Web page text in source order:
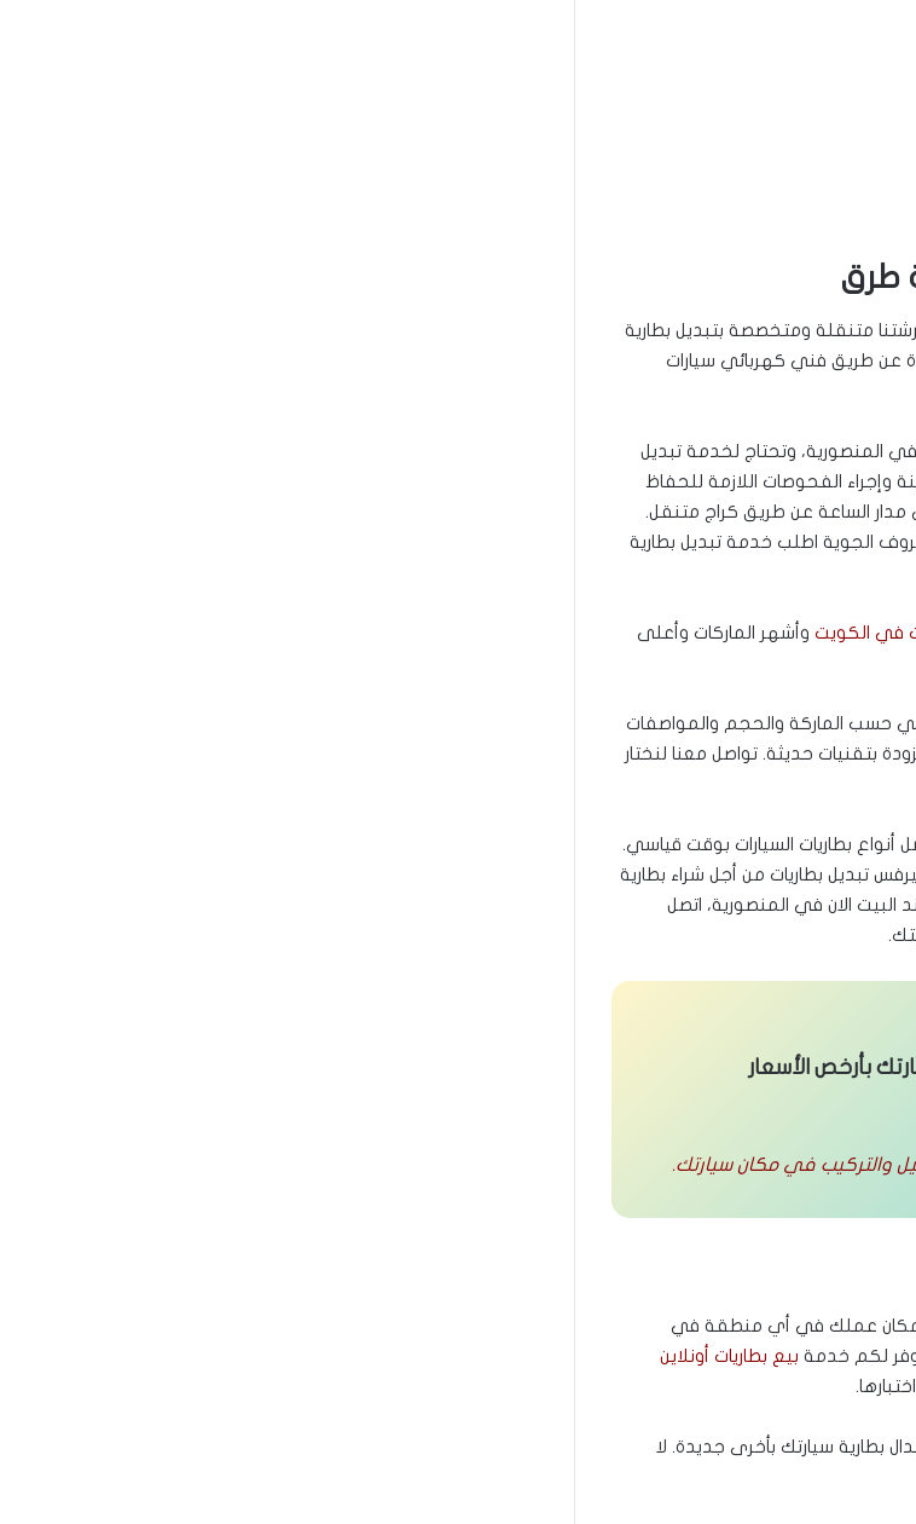
السيارات في المنصورية، خدمة طرق 24 ساعة. ورشتنا متنقلة ومتخصصة بتبديل بطارية
عن طريق فني كهربائي سيارات
المنصورية، وتحتاج لخدمة تبديل
وإجراء الفحوصات اللازمة للحفاظ
مدار الساعة عن طريق كراج متنقل.
الجوية اطلب خدمة تبديل بطارية
في الكويت وأشهر الماركات وأعلى
فتبدأ من 20 دينار كويتي وتصل إلى 60 دينار كويتي حسب الماركة والحجم والمواصفات
بتقنيات حديثة. تواصل معنا لنختار
بطاريات السيارات بوقت قياسي.
تبديل بطاريات من أجل شراء بطارية
البيت الان في المنصورية، اتصل
بأرخص الأسعار
في مكان عملك في أي منطقة في
لكم خدمة بيع بطاريات أونلاين
بطارية سيارتك بأخرى جديدة. لا